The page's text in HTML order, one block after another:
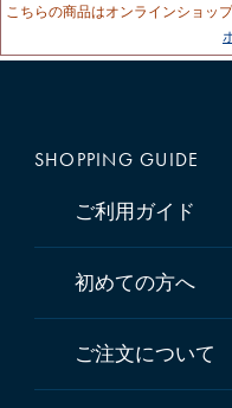
こちらの商品はオンラインショッ
SHOPPING GUIDE
ご利用ガイド
初めての方へ
ご注文について